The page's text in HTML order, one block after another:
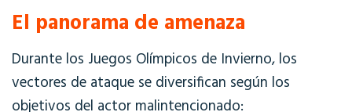
El panorama de amenaza
Durante los Juegos Olímpicos de Invierno, los
vectores de ataque se diversifican según los
objetivos del actor malintencionado: